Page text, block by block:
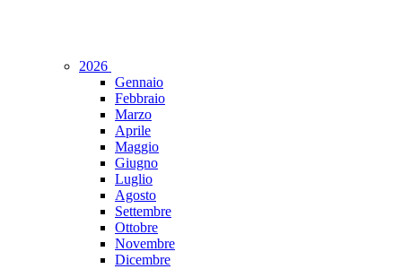
2026
Gennaio
Febbraio
Marzo
Aprile
Maggio
Giugno
Luglio
Agosto
Settembre
Ottobre
Novembre
Dicembre